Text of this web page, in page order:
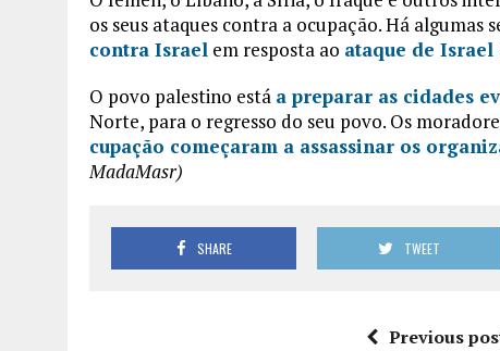
os seus ataques contra a ocupação. Há algumas
contra Israel em resposta ao ataque de
O povo palestino está a preparar as cidades
Norte, para o regresso do seu povo. Os
cupação começaram a assassinar os
MadaMasr)
SHARE TWEET
Previous